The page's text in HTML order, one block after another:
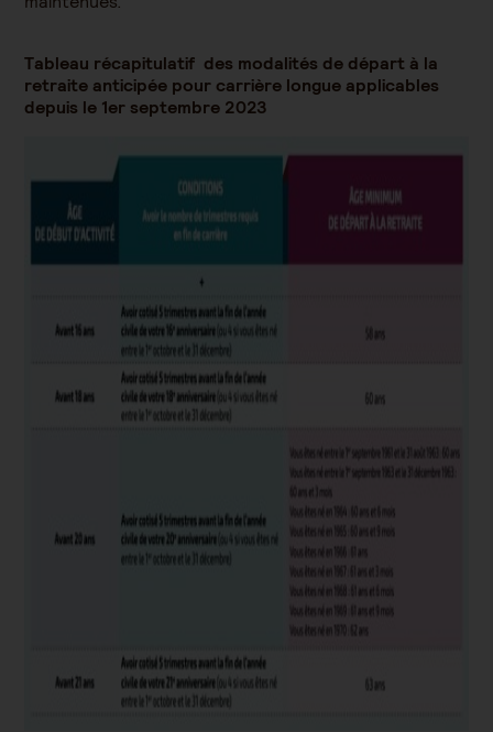
Tableau récapitulatif des modalités de départ à la
retraite anticipée pour carrière longue applicables
depuis le 1er septembre 2023